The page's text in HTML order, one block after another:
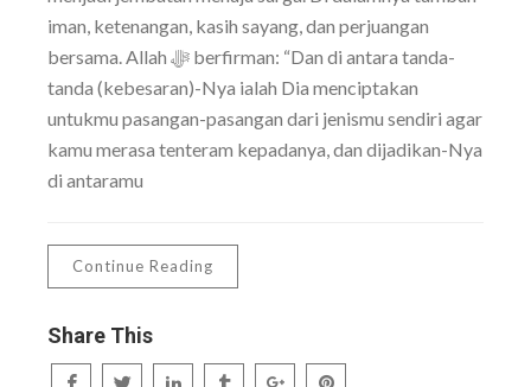
iman, ketenangan, kasih sayang, dan perjuangan
bersama. Allah ﷻ berfirman: “Dan di antara tanda-
tanda (kebesaran)-Nya ialah Dia menciptakan
untukmu pasangan-pasangan dari jenismu sendiri agar
kamu merasa tenteram kepadanya, dan dijadikan-Nya
di antaramu
Continue Reading
Share This